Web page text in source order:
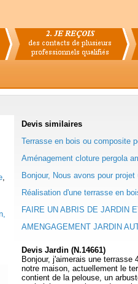
,
Devis similaires
Terrasse en bois ou composite
Aménagement cloture pergola
Bonjour, Nous avons pour
Réalisation d'une terrasse en
FAIRE UN ABRIS DE JARDIN
AMENGAGEMENT JARDIN
Devis Jardin (N.14661)
Bonjour, j'aimerais une
notre maison, actuellement le
contient de la pelouse, un